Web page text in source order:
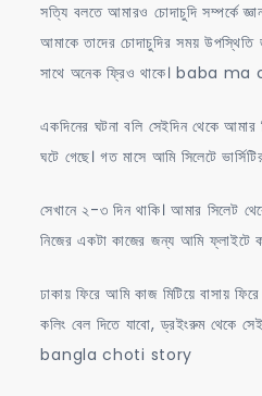
সত্যি বলতে আমারও চোদাচুদি সম্পর্কে
আমাকে তাদের চোদাচুদির সময় উপস্থিতি
সাথে অনেক ফ্রিও থাকে। baba
একদিনের ঘটনা বলি সেইদিন থেকে আমার
ঘটে গেছে। গত মাসে আমি সিলেটে
সেখানে ২-৩ দিন থাকি। আমার সিলেট
নিজের একটা কাজের জন্য আমি ফ্লাইটে
ঢাকায় ফিরে আমি কাজ মিটিয়ে বাসায়
কলিং বেল দিতে যাবো, ড্রইংরুম থেকে
bangla choti story